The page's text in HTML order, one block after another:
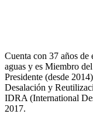
Cuenta con 37 años de
aguas y es Miembro
Presidente (desde
Desalación y
IDRA (International
2017.